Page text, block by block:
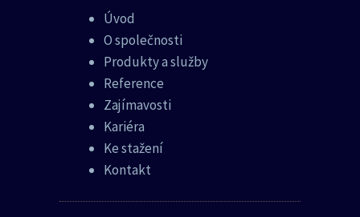
Úvod
O společnosti
Produkty a služby
Reference
Zajímavosti
Kariéra
Ke stažení
Kontakt